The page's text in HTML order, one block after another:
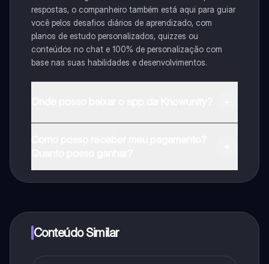
respostas, o companheiro também está aqui para guiar
você pelos desafios diários de aprendizado, com
planos de estudo personalizados, quizzes ou
conteúdos no chat e 100% de personalização com
base nas suas habilidades e desenvolvimentos.
Conteúdo Similar